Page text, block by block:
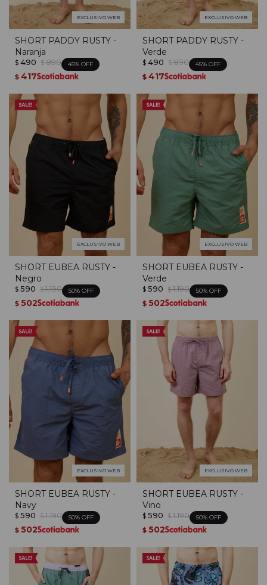
EXCLUSIVO WEB
SHORT PADDY RUSTY -
Naranja
$ 490 $ 890 45
$ 417
EXCLUSIVO WEB
SHORT PADDY RUSTY -
Verde
$ 490 $ 890 45
$ 417
EXCLUSIVO WEB
SHORT EUBEA RUSTY -
Negro
$ 590 $ 1.190 50
$ 502
EXCLUSIVO WEB
SHORT EUBEA RUSTY -
Verde
$ 590 $ 1.190 50
$ 502
EXCLUSIVO WEB
SHORT EUBEA RUSTY -
Navy
$ 590 $ 1.190 50
$ 502
EXCLUSIVO WEB
SHORT EUBEA RUSTY -
Vino
$ 590 $ 1.190 50
$ 502